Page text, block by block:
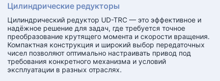
Цилиндрические редукторы
Цилиндрический редуктор UD-TRC — это эффективное и
надёжное решение для задач, где требуется точное
преобразование крутящего момента и скорости вращения.
Компактная конструкция и широкий выбор передаточных
чисел позволяют оптимально настраивать привод под
требования конкретного механизма и условий
эксплуатации в разных отраслях.